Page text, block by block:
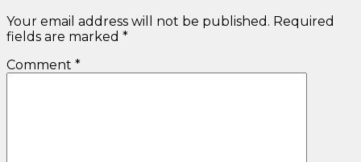
Your email address will not be published. Required
fields are marked *
Comment *